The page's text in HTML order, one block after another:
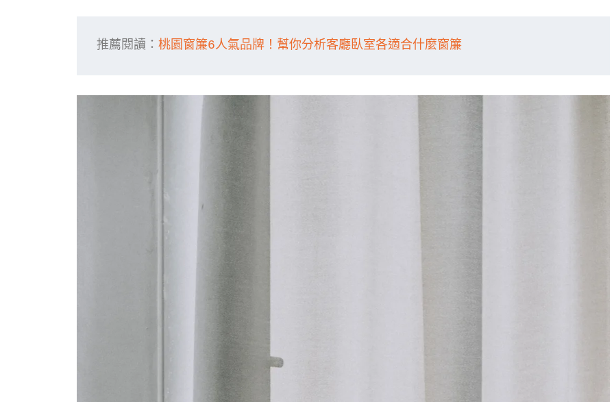
推薦閱讀： 桃園窗簾6人氣品牌！幫你分析客廳臥室各適合什麼窗簾